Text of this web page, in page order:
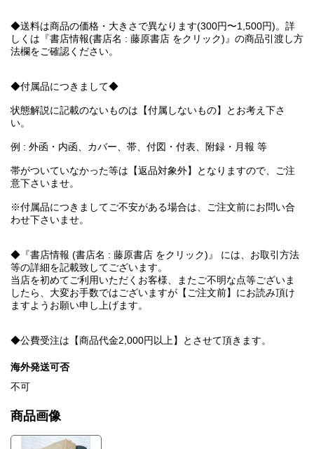
◆送料は商品の価格・大きさで異なります(300円〜1,500円)。詳
しくは『書店情報(書店名 : 藤原書店 をクリック)』の商品引渡し方
法欄をご確認ください。
◆付属品につきまして◆
状態解説に記載のないものは【付属しないもの】とお考え下さ
い。
例 : 外函・内函、カバー、帯、付図・付表、附録・月報 等
帯がついていなかった等は【返品対象外】となりますので、ご注
意下さいませ。
※付属品につきましてご不安がある場合は、ご注文前にお問い合
わせ下さいませ。
◆『書店情報 (書店名 : 藤原書店 をクリック)』 には、お取引方法
等の詳細を記載致してございます。
当店を初めてご利用いただくお客様、またご不明な点等ございま
したら、大変お手数ではございますが【ご注文前】にお読み頂け
ますようお願い申し上げます。
◆公費受注は【商品代金2,000円以上】とさせて頂きます。
海外発送可否
不可
商品画像